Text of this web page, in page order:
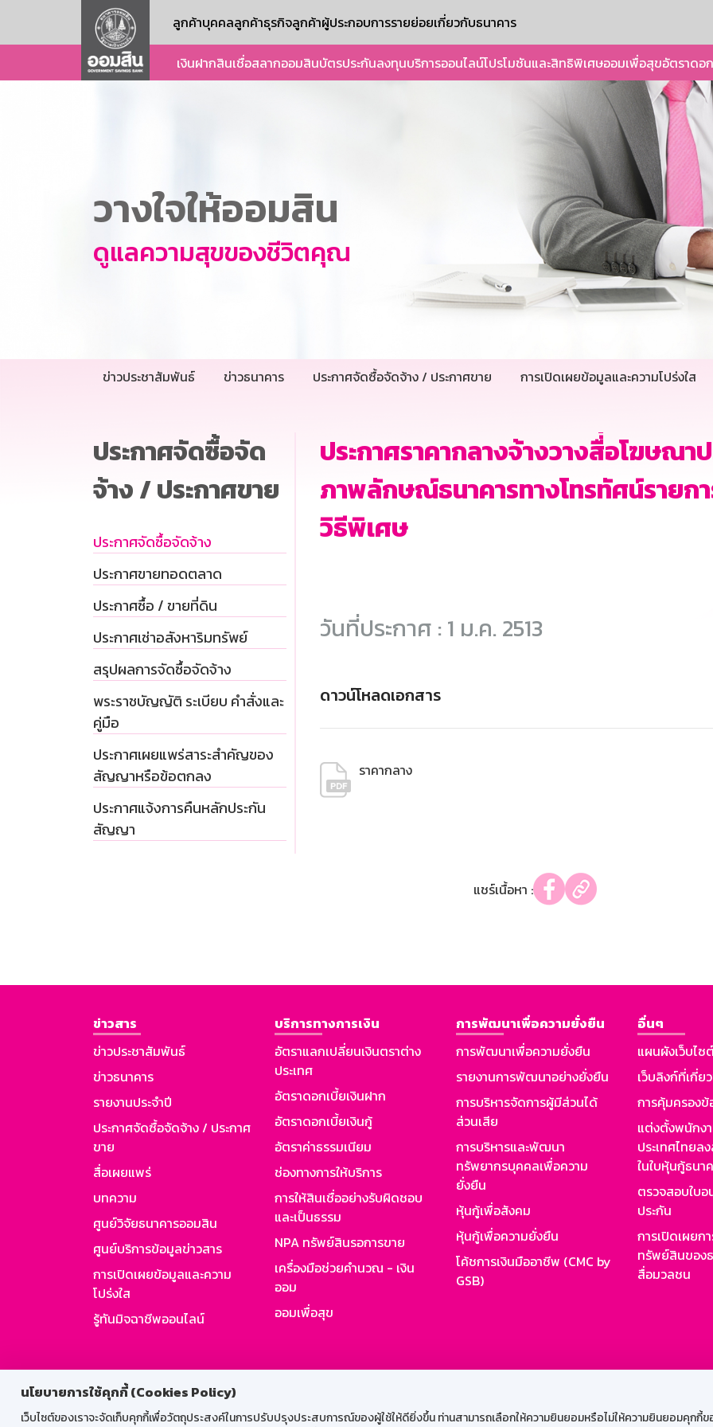
นโยบายการใช้คุกกี้ (Cookies Policy)
เว็บไซต์ของเราจะจัดเก็บคุกกี้เพื่อวัตถุประสงค์ในการปรับปรุงประสบการณ์ของผู้ใช้ให้ดียิ่งขึ้น ท่านสามารถเลือกให้ความยินยอมหรือไม่ให้ความยินยอมคุกกี้ข
ลูกค้าบุคคลลูกค้าธุรกิจลูกค้าผู้ประกอบการรายย่อยเกี่ยวกับธนาคาร
เงินฝากสินเชื่อสลากออมสินบัตรประกันลงทุนบริการออนไลน์โปรโมชันและสิทธิพิเศษออมเพื่อสุขอัตราดอ
วางใจให้ออมสิน
ดูแลความสุขของชีวิตคุณ
ข่าวประชาสัมพันธ์ ข่าวธนาคาร ประกาศจัดซื้อจัดจ้าง / ประกาศขาย การเปิดเผยข้อมูลและความโปร่งใส
ประกาศจัดซื้อจัด
จ้าง / ประกาศขาย
ประกาศจัดซื้อจัดจ้าง
ประกาศขายทอดตลาด
ประกาศซื้อ / ขายที่ดิน
ประกาศเช่าอสังหาริมทรัพย์
สรุปผลการจัดซื้อจัดจ้าง
พระราชบัญญัติ ระเบียบ คำสั่งและ
คู่มือ
ประกาศเผยแพร่สาระสำคัญของ
สัญญาหรือข้อตกลง
ประกาศแจ้งการคืนหลักประกัน
สัญญา
ประกาศราคากลางจ้างวางสื่่อโฆษณา
ภาพลักษณ์ธนาคารทางโทรทัศน์รายก
วิธีพิเศษ
วันที่ประกาศ : 1 ม.ค. 2513
ดาวน์โหลดเอกสาร
ราคากลาง
แชร์เนื้อหา :
ข่าวสาร
ข่าวประชาสัมพันธ์
ข่าวธนาคาร
รายงานประจำปี
ประกาศจัดซื้อจัดจ้าง / ประกาศ
ขาย
สื่อเผยแพร่
บทความ
ศูนย์วิจัยธนาคารออมสิน
ศูนย์บริการข้อมูลข่าวสาร
การเปิดเผยข้อมูลและความ
โปร่งใส
รู้ทันมิจฉาชีพออนไลน์
บริการทางการเงิน
อัตราแลกเปลี่ยนเงินตราต่าง
ประเทศ
อัตราดอกเบี้ยเงินฝาก
อัตราดอกเบี้ยเงินกู้
อัตราค่าธรรมเนียม
ช่องทางการให้บริการ
การให้สินเชื่ออย่างรับผิดชอบ
และเป็นธรรม
NPA ทรัพย์สินรอการขาย
เครื่องมือช่วยคำนวณ - เงิน
ออม
ออมเพื่อสุข
การพัฒนาเพื่อความยั่งยืน
การพัฒนาเพื่อความยั่งยืน
รายงานการพัฒนาอย่างยั่งยืน
การบริหารจัดการผู้มีส่วนได้
ส่วนเสีย
การบริหารและพัฒนา
ทรัพยากรบุคคลเพื่อความ
ยั่งยืน
หุ้นกู้เพื่อสังคม
หุ้นกู้เพื่อความยั่งยืน
โค้ชการเงินมืออาชีพ (CMC by
GSB)
อื่นๆ
แผนผังเว็บไซ
เว็บลิงก์ที่เกี่ย
การคุ้มครอง
แต่งตั้งพนักง
ประเทศไทยล
ในใบหุ้นกู้ธนา
ตรวจสอบใบ
ประกัน
การเปิดเผยก
ทรัพย์สินของ
สื่อมวลชน